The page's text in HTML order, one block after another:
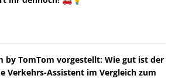
by TomTom vorgestellt: Wie gut ist der
Verkehrs-Assistent im Vergleich zum